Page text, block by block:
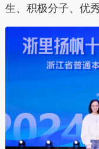
生、积极分子、优